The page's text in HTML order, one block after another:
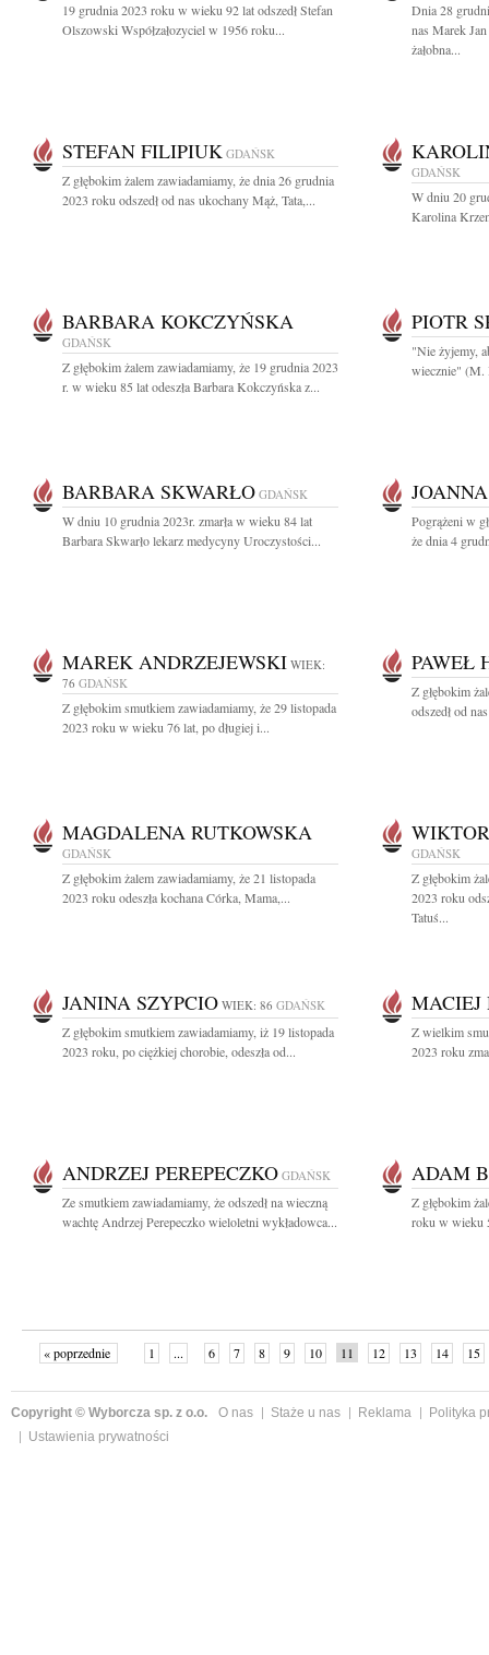
19 grudnia 2023 roku w wieku 92 lat odszedł Stefan
Olszowski Współzałozyciel w 1956 roku...
Dnia 28
nas Marek
żałobna...
STEFAN FILIPIUK GDAŃSK
Z głębokim żalem zawiadamiamy, że dnia 26 grudnia
2023 roku odszedł od nas ukochany Mąż, Tata,...
GDAŃSK
W dniu 20
Karolina
BARBARA KOKCZYŃSKA
GDAŃSK
Z głębokim żalem zawiadamiamy, że 19 grudnia 2023
r. w wieku 85 lat odeszła Barbara Kokczyńska z...
PIOTR
"Nie żyjemy,
wiecznie" (M.
BARBARA SKWARŁO GDAŃSK
W dniu 10 grudnia 2023r. zmarła w wieku 84 lat
Barbara Skwarło lekarz medycyny Uroczystości...
Pogrążeni w
że dnia 4
MAREK ANDRZEJEWSKI WIEK:
76 GDAŃSK
Z głębokim smutkiem zawiadamiamy, że 29 listopada
2023 roku w wieku 76 lat, po długiej i...
PAWEŁ
Z głębokim
odszedł od
MAGDALENA RUTKOWSKA
GDAŃSK
Z głębokim żalem zawiadamiamy, że 21 listopada
2023 roku odeszła kochana Córka, Mama,...
GDAŃSK
Z głębokim
2023 roku
Tatuś...
JANINA SZYPCIO WIEK: 86 GDAŃSK
Z głębokim smutkiem zawiadamiamy, iż 19 listopada
2023 roku, po ciężkiej chorobie, odeszła od...
MACIEJ
Z wielkim
2023 roku
ANDRZEJ PEREPECZKO GDAŃSK
Ze smutkiem zawiadamiamy, że odszedł na wieczną
wachtę Andrzej Perepeczko wieloletni wykładowca...
ADAM
Z głębokim
roku w wieku
« poprzednie 1 ... 6 7 8 9 10 11 12 13 14 15
Copyright © Wyborcza sp. z o.o. O nas Staże u nas Reklama
Polityka
Ustawienia prywatności